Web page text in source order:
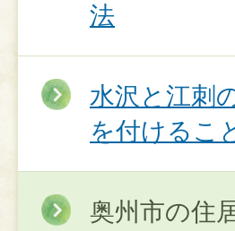
法
水沢と江刺
を付けるこ
奥州市の住